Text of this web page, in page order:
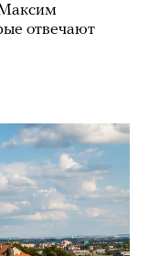
отвечают